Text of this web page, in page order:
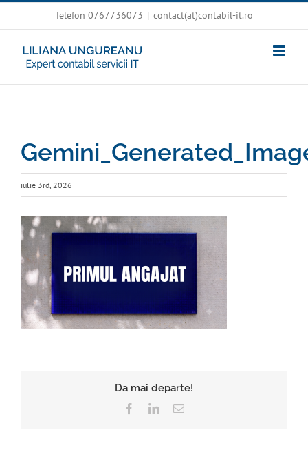
to
content
Telefon 0767736073 | contact(at)contabil-it.ro
iulie 3rd, 2026
Da mai departe!
FacebookLinkedIn
E-